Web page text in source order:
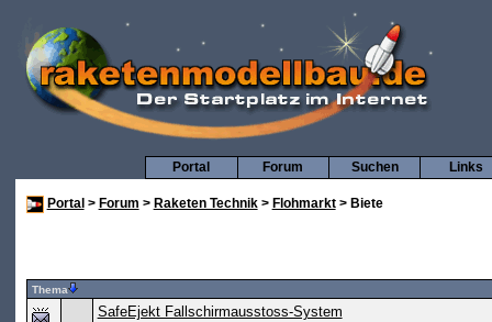
Links
Suchen
Forum
Portal
Portal > Forum > Raketen Technik> Flohmarkt> Biete
Thema
SafeEjekt Fallschirmausstoss-System